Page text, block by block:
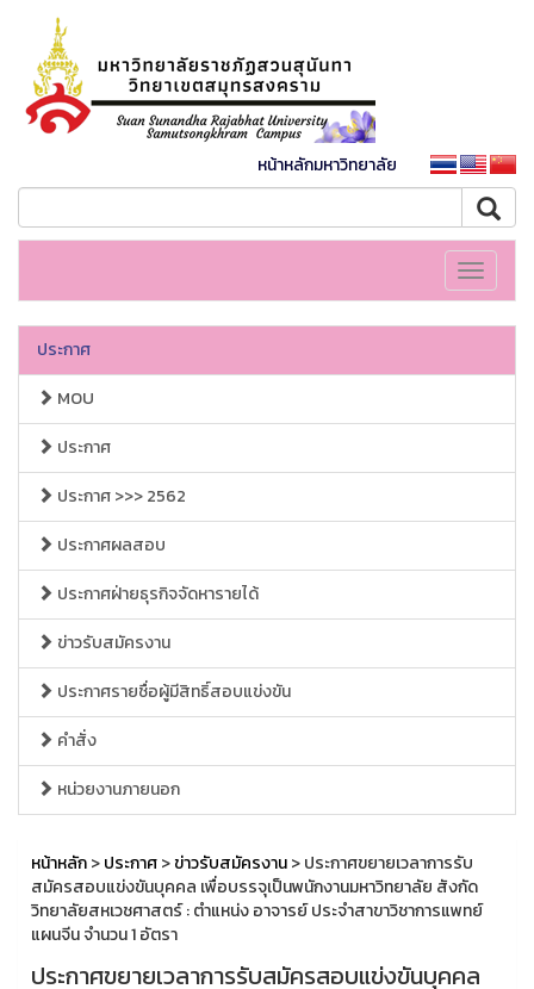
หน้าหลักมหาวิทยาลัย
Toggle
ประกาศ
MOU
ประกาศ
ประกาศ >>> 2562
ประกาศผลสอบ
ประกาศฝ่ายธุรกิจจัดหารายได้
ข่าวรับสมัครงาน
ประกาศรายชื่อผู้มีสิทธิ์สอบแข่งขัน
คำสั่ง
หน่วยงานภายนอก
หน้าหลัก>ประกาศ>ข่าวรับสมัครงาน> ประกาศขยายเวลาการรับ
สมัครสอบแข่งขันบุคคล เพื่อบรรจุเป็นพนักงานมหาวิทยาลัย สังกัด
วิทยาลัยสหเวชศาสตร์ : ตำแหน่ง อาจารย์ ประจำสาขาวิชาการแพทย์
แผนจีน จำนวน 1 อัตรา
ประกาศขยายเวลาการรับสมัครสอบแข่งขันบุคคล